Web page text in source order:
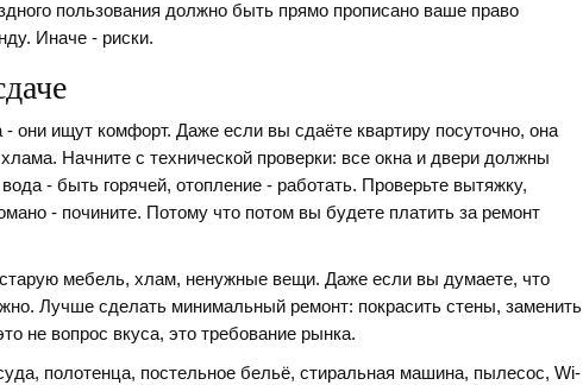
пользования должно быть прямо прописано ваше право
Иначе - риски.
они ищут комфорт. Даже если вы сдаёте квартиру посуточно, она
Начните с технической проверки: все окна и двери должны
- быть горячей, отопление - работать. Проверьте вытяжку,
- почините. Потому что потом вы будете платить за ремонт
мебель, хлам, ненужные вещи. Даже если вы думаете, что
Лучше сделать минимальный ремонт: покрасить стены, заменить
не вопрос вкуса, это требование рынка.
полотенца, постельное бельё, стиральная машина, пылесос, Wi-